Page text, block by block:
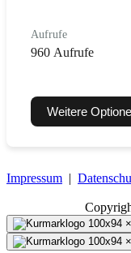
Aufrufe
960 Aufrufe
Weitere
Impressum |
×
×